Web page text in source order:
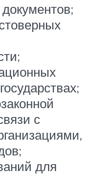
с
для